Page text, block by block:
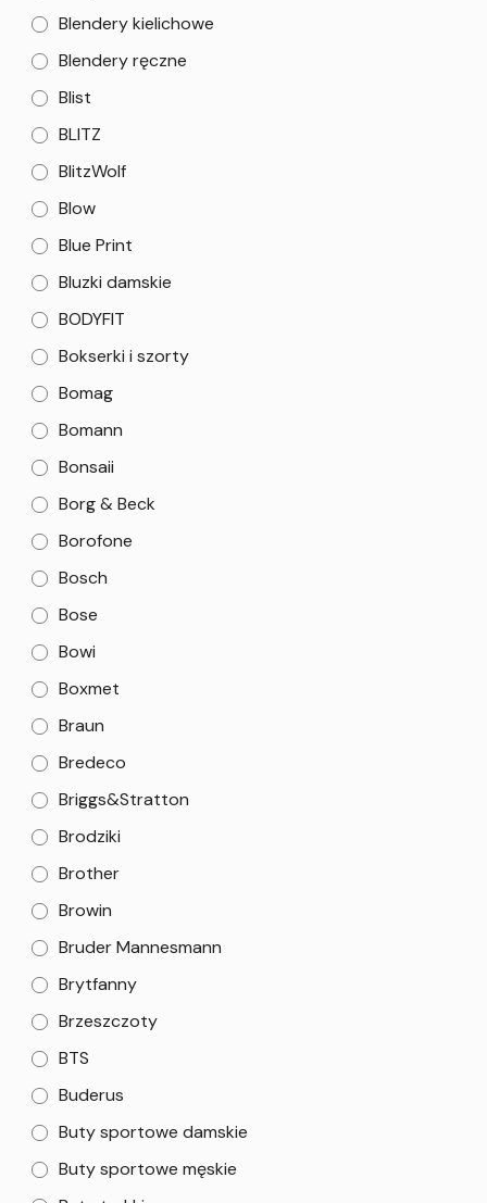
Blendery kielichowe
Blendery ręczne
Blist
BLITZ
BlitzWolf
Blow
Blue Print
Bluzki damskie
BODYFIT
Bokserki i szorty
Bomag
Bomann
Bonsaii
Borg & Beck
Borofone
Bosch
Bose
Bowi
Boxmet
Braun
Bredeco
Briggs&Stratton
Brodziki
Brother
Browin
Bruder Mannesmann
Brytfanny
Brzeszczoty
BTS
Buderus
Buty sportowe damskie
Buty sportowe męskie